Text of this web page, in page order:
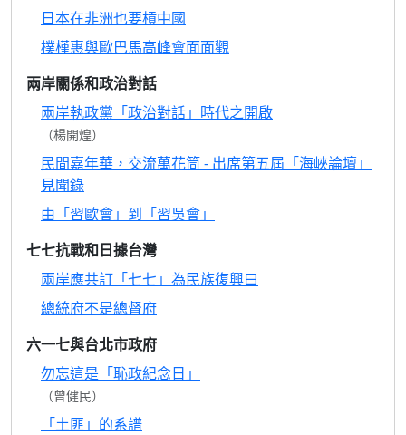
日本在非洲也要槓中國
樸槿惠與歐巴馬高峰會面面觀
兩岸關係和政治對話
兩岸執政黨「政治對話」時代之開啟
（楊開煌）
民間嘉年華，交流萬花筒 - 出席第五屆「海峽論壇」
見聞錄
由「習歐會」到「習吳會」
七七抗戰和日據台灣
兩岸應共訂「七七」為民族復興曰
總統府不是總督府
六一七與台北市政府
勿忘這是「恥政紀念日」
（曾健民）
「土匪」的系譜